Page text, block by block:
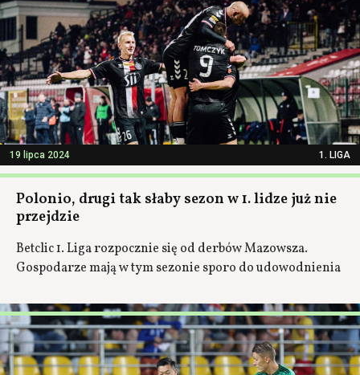
19 lipca 2024 1. LIGA
Polonio, drugi tak słaby sezon w 1. lidze już nie
przejdzie
Betclic 1. Liga rozpocznie się od derbów Mazowsza.
Gospodarze mają w tym sezonie sporo do udowodnienia